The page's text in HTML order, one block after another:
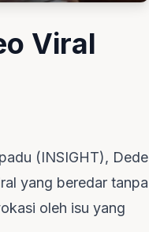
Viral
(INSIGHT), Dede
yang beredar tanpa
oleh isu yang